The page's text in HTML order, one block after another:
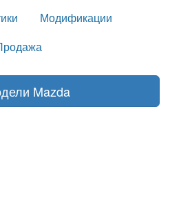
Модификации
Mazda